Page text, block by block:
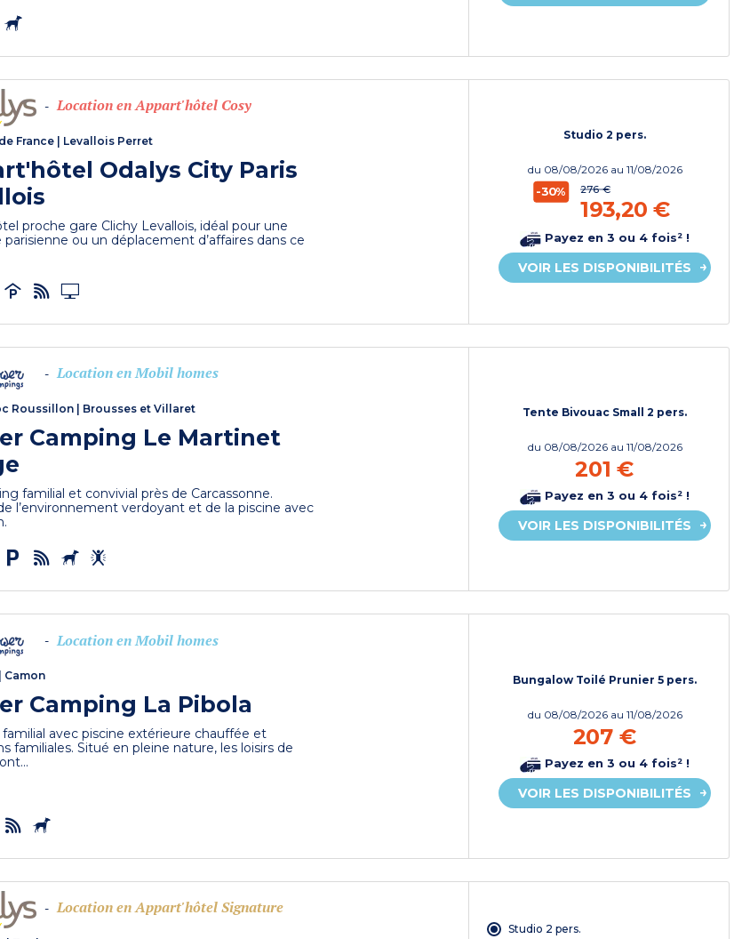
- Location en Appart'hôtel Cosy
France Levallois Perret
Odalys City Paris
proche gare Clichy Levallois, idéal pour une
parisienne ou un déplacement d’affaires dans ce
Studio 2 pers.
du 08/08/2026 au 11/08/2026
-30% 276 €
193,20 €
Payez en 3 ou 4 fois² !
VOIR LES DISPONIBILITÉS
- Location en Mobil homes
Roussillon Brousses et Villaret
Camping Le Martinet
familial et convivial près de Carcassonne.
l’environnement verdoyant et de la piscine avec
Tente Bivouac Small 2 pers.
du 08/08/2026 au 11/08/2026
201 €
Payez en 3 ou 4 fois² !
VOIR LES DISPONIBILITÉS
- Location en Mobil homes
Camon
Camping La Pibola
avec piscine extérieure chauffée et
familiales. Situé en pleine nature, les loisirs de
Bungalow Toilé Prunier 5 pers.
du 08/08/2026 au 11/08/2026
207 €
Payez en 3 ou 4 fois² !
VOIR LES DISPONIBILITÉS
- Location en Appart'hôtel Signature
Studio 2 pers.